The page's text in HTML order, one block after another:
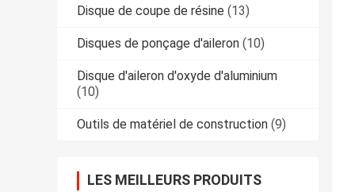
Disque de coupe de résine (13)
Disques de ponçage d'aileron (10)
Disque d'aileron d'oxyde d'aluminium
(10)
Outils de matériel de construction (9)
LES MEILLEURS PRODUITS